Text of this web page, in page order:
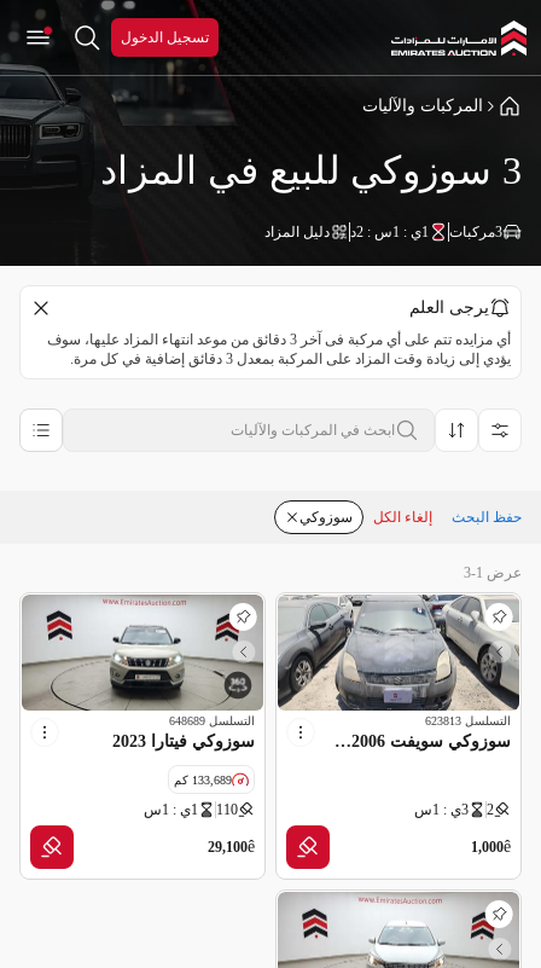
تسجيل الدخول
المركبات والآليات
3 سوزوكي للبيع في المزاد
3مركبات 1ي : 1س : 2د دليل المزاد
يرجى العلم
أي مزايده تتم على أي مركبة فى آخر 3 دقائق من موعد انتهاء المزاد عليها، سوف
يؤدي إلى زيادة وقت المزاد على المركبة بمعدل 3 دقائق إضافية في كل مرة.
سوزوكي إلغاء الكل حفظ البحث
عرض 1-3
التسلسل 623813
سوزوكي سويفت 2006 - سكراب بدون اوراق
2 3ي : 1س
ê
1,000
التسلسل 648689
سوزوكي فيتارا 2023
133,689 كم
110 1ي : 1س
ê
29,100